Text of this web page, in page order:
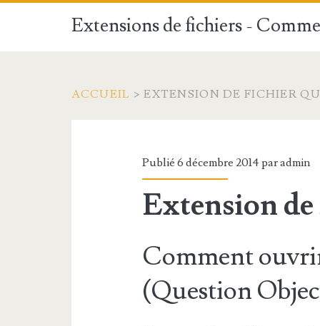
Extensions de fichiers -
ACCUEIL > EXTENSION DE FICHIER
Publié 6 décembre 2014 paradmin
Extension
Comment
(Question